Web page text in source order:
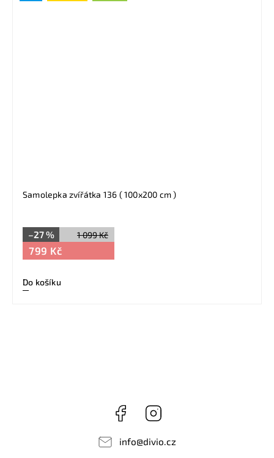
Samolepka zvířátka 136 ( 100x200 cm )
1 099 Kč
–27 %
799 Kč
Do košíku
Facebook
info@divio.cz